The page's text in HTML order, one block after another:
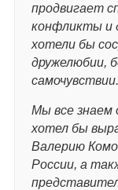
продвигает
конфликты и
хотели бы
дружелюбии,
самочувствии.
Мы все знаем
хотел бы
Валерию
России, а